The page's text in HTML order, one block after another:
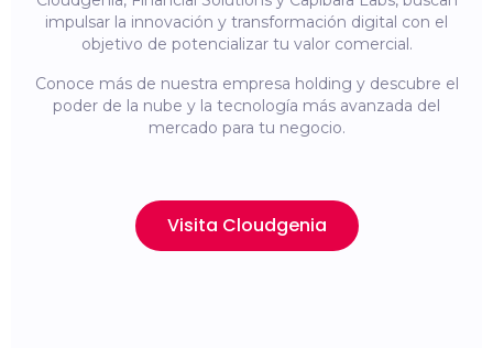
impulsar la innovación y transformación digital con el
objetivo de potencializar tu valor comercial.
Conoce más de nuestra empresa holding y descubre el
poder de la nube y la tecnología más avanzada del
mercado para tu negocio.
Visita Cloudgenia